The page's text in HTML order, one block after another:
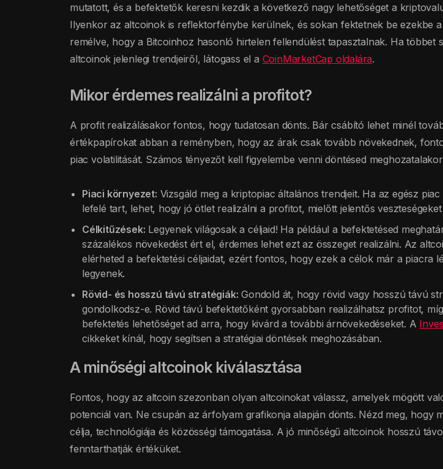
mutatott, és a befektetők keresni kezdik a következő nagy lehetőséget a
Ilyenkor az altcoinok is reflektorfénybe kerülnek, és sokan fektetnek be ezekbe
remélve, hogy a Bitcoinhoz hasonló hirtelen fellendülést tapasztalnak. Ha többet
altcoinok jelenlegi trendjeiről, látogass el a CoinMarketCap oldalára.
Mikor érdemes realizálni a profitot?
A profit realizálásakor fontos, hogy tudatosan dönts. Bár csábító lehet minél
értékpapírokat abban a reményben, hogy az árak csak tovább növekednek,
piac volatilitását. Számos tényezőt kell figyelembe venni döntésed
Piaci környezet: Vizsgáld meg a kriptopiac általános trendjeit. Ha az egész
lefelé tart, lehet, hogy jó ötlet realizálni a profitot, mielőtt jelentős
Célkitűzések: Legyenek világosak a céljaid! Ha például a befektetésed
százalékos növekedést ért el, érdemes lehet ezt az összeget realizálni. Az
elérheted a befektetési céljaidat, ezért fontos, hogy ezek a célok már a piacra
legyenek.
Rövid- és hosszú távú stratégiák: Gondold át, hogy rövid vagy hosszú távú
gondolkodsz-e. Rövid távú befektetőként gyorsabban realizálhatsz profitot,
befektetés lehetőséget ad arra, hogy kivárd a további árnövekedéseket. A
cikkeket kínál, hogy segítsen a stratégiai döntések meghozásában.
A minőségi altcoinok kiválasztása
Fontos, hogy az altcoin szezonban olyan altcoinokat válassz, amelyek mögött
potenciál van. Ne csupán az árfolyam grafikonja alapján dönts. Nézd meg, hogy
célja, technológiája és közösségi támogatása. A jó minőségű altcoinok hosszú
fenntarthatják értéküket.